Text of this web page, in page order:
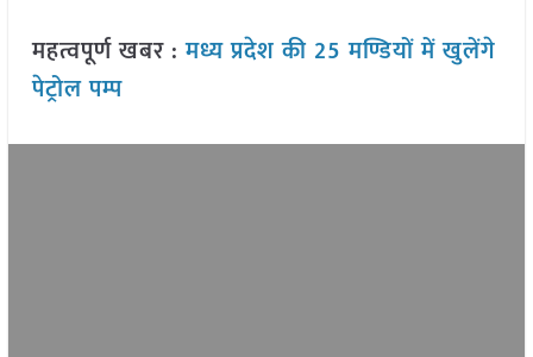
महत्वपूर्ण खबर :मध्य प्रदेश की 25 मण्डियों में खुलेंगे
पेट्रोल पम्प